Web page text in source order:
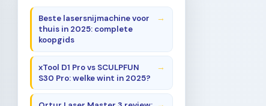
Beste lasersnijmachine voor
thuis in 2025: complete
koopgids
xTool D1 Pro vs SCULPFUN
S30 Pro: welke wint in 2025?